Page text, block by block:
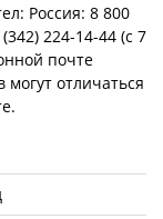
Россия: 8 800
224-14-44 (c 7
почте
могут отличаться